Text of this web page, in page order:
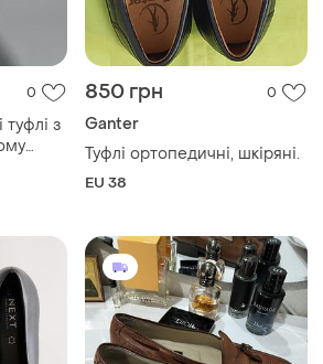
0
туфлі з
850 грн 0
Ganter
Туфлі ортопедичні, шкіряні.
EU 38